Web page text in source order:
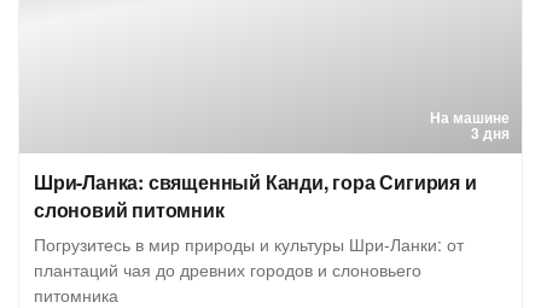
На машине
3 дня
Шри-Ланка: священный Канди, гора Сигирия и
слоновий питомник
Погрузитесь в мир природы и культуры Шри-Ланки: от
плантаций чая до древних городов и слоновьего
питомника